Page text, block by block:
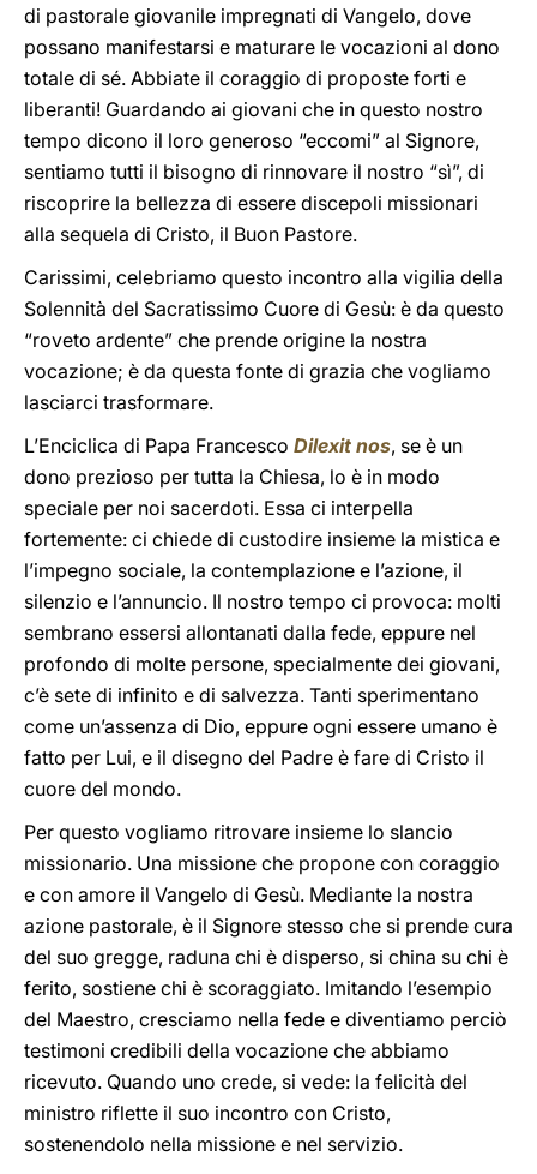
di pastorale giovanile impregnati di Vangelo, dove
possano manifestarsi e maturare le vocazioni al dono
totale di sé. Abbiate il coraggio di proposte forti e
liberanti! Guardando ai giovani che in questo nostro
tempo dicono il loro generoso “eccomi” al Signore,
sentiamo tutti il bisogno di rinnovare il nostro “sì”, di
riscoprire la bellezza di essere discepoli missionari
alla sequela di Cristo, il Buon Pastore.
Carissimi, celebriamo questo incontro alla vigilia della
Solennità del Sacratissimo Cuore di Gesù: è da questo
“roveto ardente” che prende origine la nostra
vocazione; è da questa fonte di grazia che vogliamo
lasciarci trasformare.
L’Enciclica di Papa Francesco Dilexit nos, se è un
dono prezioso per tutta la Chiesa, lo è in modo
speciale per noi sacerdoti. Essa ci interpella
fortemente: ci chiede di custodire insieme la mistica e
l’impegno sociale, la contemplazione e l’azione, il
silenzio e l’annuncio. Il nostro tempo ci provoca: molti
sembrano essersi allontanati dalla fede, eppure nel
profondo di molte persone, specialmente dei giovani,
c’è sete di infinito e di salvezza. Tanti sperimentano
come un’assenza di Dio, eppure ogni essere umano è
fatto per Lui, e il disegno del Padre è fare di Cristo il
cuore del mondo.
Per questo vogliamo ritrovare insieme lo slancio
missionario. Una missione che propone con coraggio
e con amore il Vangelo di Gesù. Mediante la nostra
azione pastorale, è il Signore stesso che si prende cura
del suo gregge, raduna chi è disperso, si china su chi è
ferito, sostiene chi è scoraggiato. Imitando l’esempio
del Maestro, cresciamo nella fede e diventiamo perciò
testimoni credibili della vocazione che abbiamo
ricevuto. Quando uno crede, si vede: la felicità del
ministro riflette il suo incontro con Cristo,
sostenendolo nella missione e nel servizio.